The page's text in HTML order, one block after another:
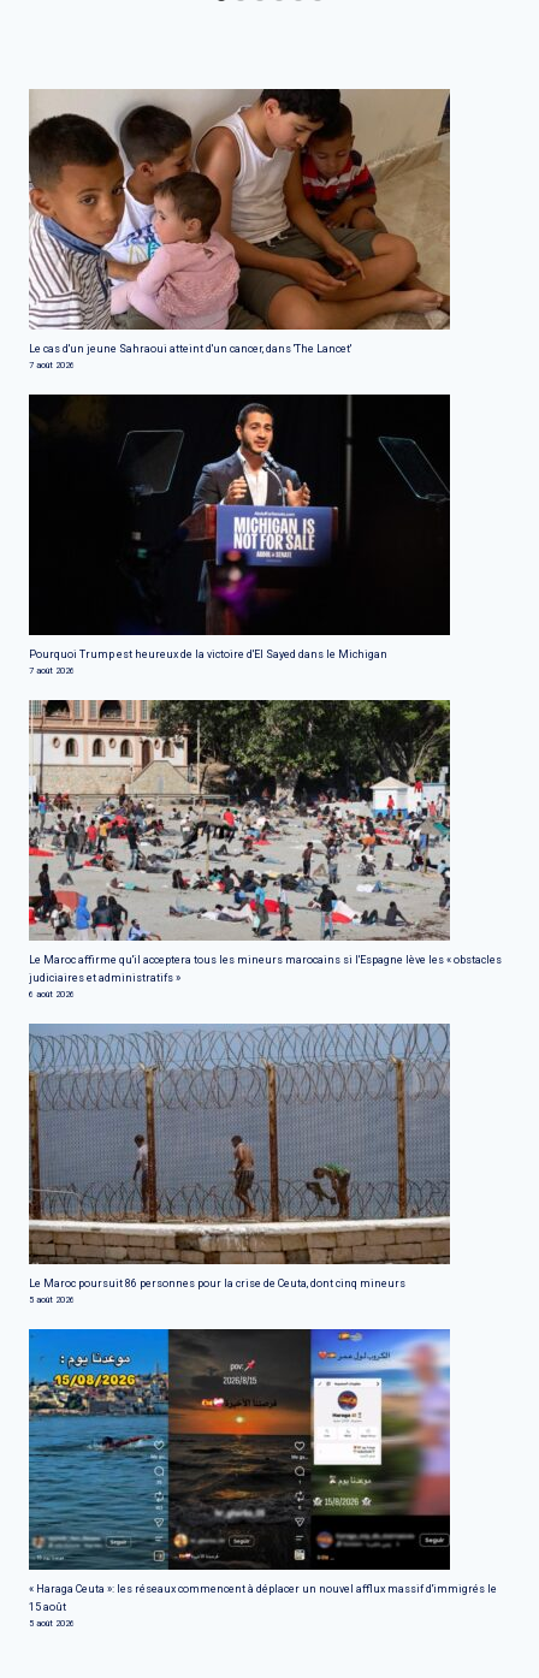
Le cas d'un jeune Sahraoui atteint d'un cancer, dans 'The Lancet'
7 août 2026
Pourquoi Trump est heureux de la victoire d'El Sayed dans le Michigan
7 août 2026
Le Maroc affirme qu'il acceptera tous les mineurs marocains si l'Espagne lève les « obstacles
judiciaires et administratifs »
6 août 2026
Le Maroc poursuit 86 personnes pour la crise de Ceuta, dont cinq mineurs
5 août 2026
« Haraga Ceuta »: les réseaux commencent à déplacer un nouvel afflux massif d'immigrés le
15 août
5 août 2026